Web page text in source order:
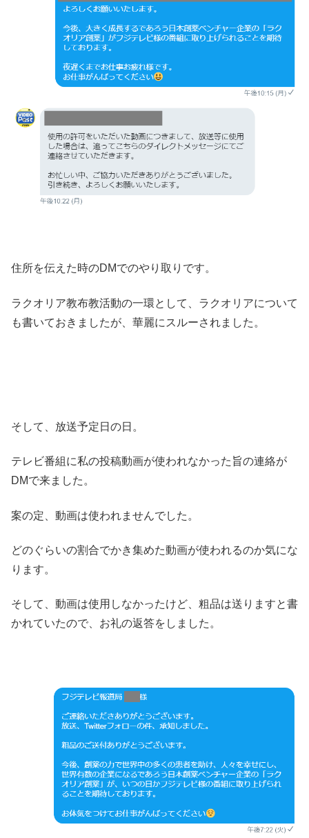
住所を伝えた時のDMでのやり取りです。
ラクオリア教布教活動の一環として、ラクオリアについて
も書いておきましたが、華麗にスルーされました。
そして、放送予定日の日。
テレビ番組に私の投稿動画が使われなかった旨の連絡が
DMで来ました。
案の定、動画は使われませんでした。
どのぐらいの割合でかき集めた動画が使われるのか気にな
ります。
そして、動画は使用しなかったけど、粗品は送りますと書
かれていたので、お礼の返答をしました。